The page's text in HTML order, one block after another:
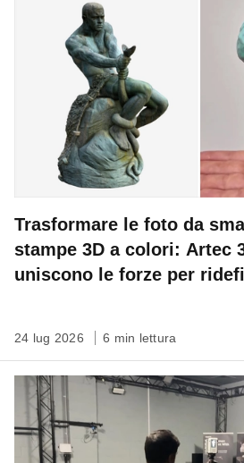
Trasformare le foto da
stampe 3D a colori: Artec
uniscono le forze per
24 lug 2026 6 min lettura